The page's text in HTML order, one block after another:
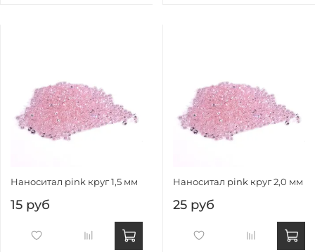
Наноситал pink круг 1,5 мм
15 руб
Наноситал pink круг 2,0 мм
25 руб